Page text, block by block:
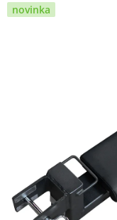
0,0
z
novinka